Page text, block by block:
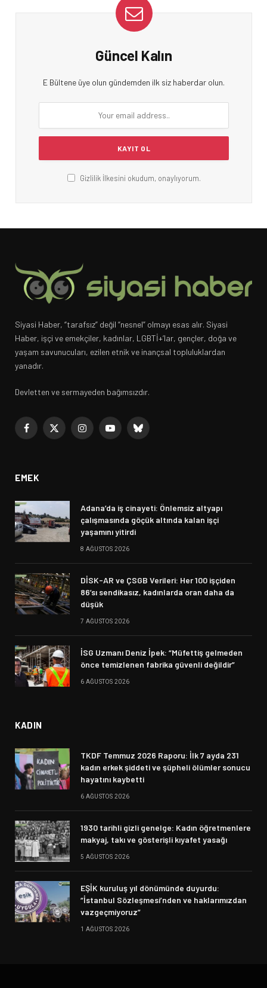
Güncel Kalın
E Bültene üye olun gündemden ilk siz haberdar olun.
Gizlilik İlkesini okudum, onaylıyorum.
Siyasi Haber, “tarafsız” değil “nesnel” olmayı esas alır. Siyasi
Haber, işçi ve emekçiler, kadınlar, LGBTİ+’lar, gençler, doğa ve
yaşam savunucuları, ezilen etnik ve inançsal topluluklardan
yanadır.
Devletten ve sermayeden bağımsızdır.
Facebook
X
InstagramYouTubeBluesky
EMEK
Adana’da iş cinayeti: Önlemsiz altyapı
çalışmasında göçük altında kalan işçi
yaşamını yitirdi
8 AĞUSTOS 2026
DİSK-AR ve ÇSGB Verileri: Her 100 işçiden
86’sı sendikasız, kadınlarda oran daha da
düşük
7 AĞUSTOS 2026
İSG Uzmanı Deniz İpek: “Müfettiş gelmeden
önce temizlenen fabrika güvenli değildir”
6 AĞUSTOS 2026
KADIN
TKDF Temmuz 2026 Raporu: İlk 7 ayda 231
kadın erkek şiddeti ve şüpheli ölümler sonucu
hayatını kaybetti
6 AĞUSTOS 2026
1930 tarihli gizli genelge: Kadın öğretmenlere
makyaj, takı ve gösterişli kıyafet yasağı
5 AĞUSTOS 2026
EŞİK kuruluş yıl dönümünde duyurdu:
“İstanbul Sözleşmesi’nden ve haklarımızdan
vazgeçmiyoruz”
1 AĞUSTOS 2026